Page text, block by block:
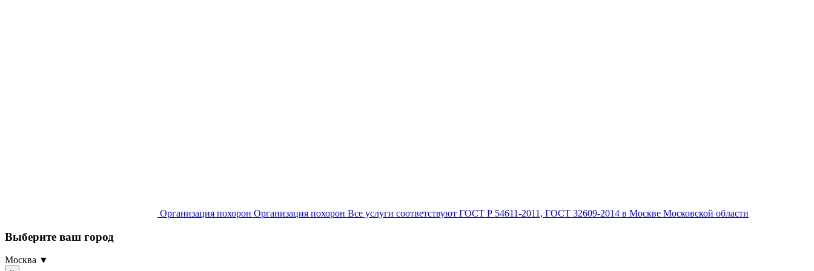
Организация похорон Организация похорон Все услуги соответствуют ГОСТ Р 54611-2011, ГОСТ 32609-2014 в Москве Московской области
Выберите ваш город
Москва ▼